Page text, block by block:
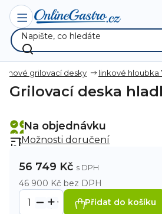
Přejít
obsah
grilovací desky linkové hloubka
Grilovací deska
Na objednávku
Možnosti doručení
56 749 Kč
46 900 Kč bez DPH
Přidat do košíku